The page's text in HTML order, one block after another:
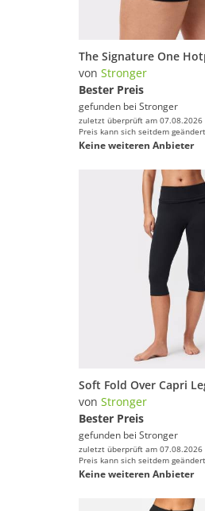
The Signature One
von Stronger
Bester Preis
gefunden bei Stronger
zuletzt überprüft am 07.08.2026
Preis kann sich seitdem
Keine weiteren Anbieter
Soft Fold Over Capri
von Stronger
Bester Preis
gefunden bei Stronger
zuletzt überprüft am 07.08.2026
Preis kann sich seitdem
Keine weiteren Anbieter